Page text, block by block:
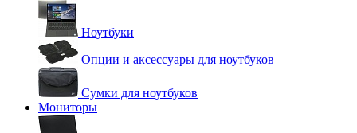
Ноутбуки
Опции и аксессуары для ноутбуков
Сумки для ноутбуков
Мониторы